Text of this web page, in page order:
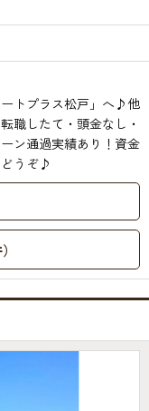
トプラス松戸」へ♪他
職したて・頭金なし・
ン通過実績あり！資金
うぞ♪